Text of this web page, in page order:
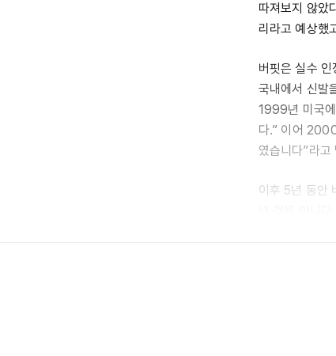
따져보지 않았
리라고 예상했
버핏은 실수
국내에서 신발
1999년 미국
다.” 이어
였습니다”라고
이후 5년 동안